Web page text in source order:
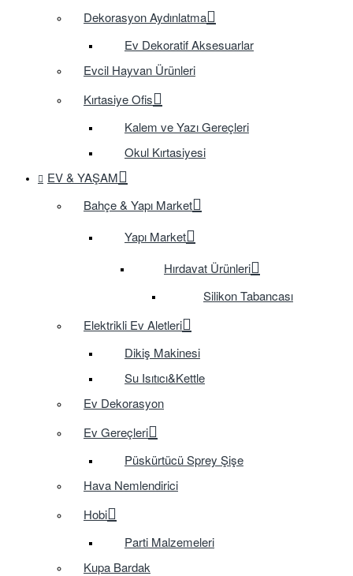
Dekorasyon Aydınlatma
Ev Dekoratif Aksesuarlar
Evcil Hayvan Ürünleri
Kırtasiye Ofis
Kalem ve Yazı Gereçleri
Okul Kırtasiyesi
EV & YAŞAM
Bahçe & Yapı Market
Yapı Market
Hırdavat Ürünleri
Silikon Tabancası
Elektrikli Ev Aletleri
Dikiş Makinesi
Su Isıtıcı&Kettle
Ev Dekorasyon
Ev Gereçleri
Püskürtücü Sprey Şişe
Hava Nemlendirici
Hobi
Parti Malzemeleri
Kupa Bardak